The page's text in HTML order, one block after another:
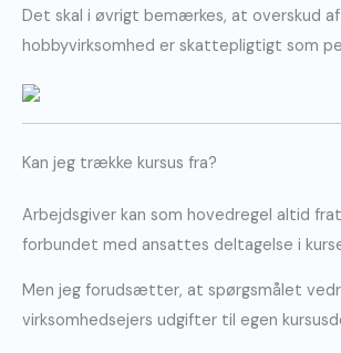
Det skal i øvrigt bemærkes, at overskud af
hobbyvirksomhed er skattepligtigt som
Kan jeg trække kursus fra?
Arbejdsgiver kan som hovedregel altid
forbundet med ansattes deltagelse i
Men jeg forudsætter, at spørgsmålet
virksomhedsejers udgifter til egen